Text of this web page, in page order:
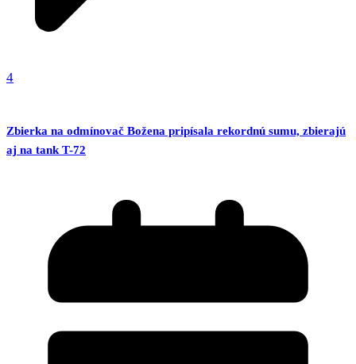
4
Zbierka na odmínovač Božena pripísala rekordnú sumu, zbierajú
aj na tank T-72